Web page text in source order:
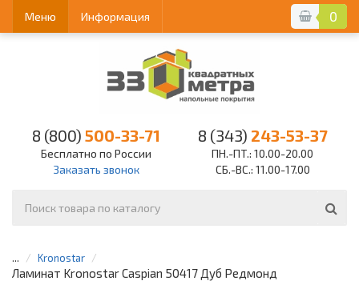
0
Меню Информация
8 (800) 500-33-71
Бесплатно по России
Заказать звонок
8 (343) 243-53-37
ПН.-ПТ.: 10.00-20.00
СБ.-ВС.: 11.00-17.00
... Kronostar
Ламинат Kronostar Caspian 50417 Дуб Редмонд